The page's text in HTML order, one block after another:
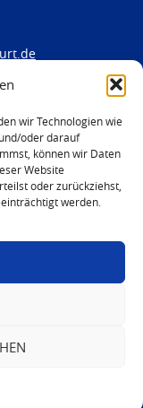
wir Technologien wie
oder darauf
können wir Daten
Website
oder zurückziehst,
werden.